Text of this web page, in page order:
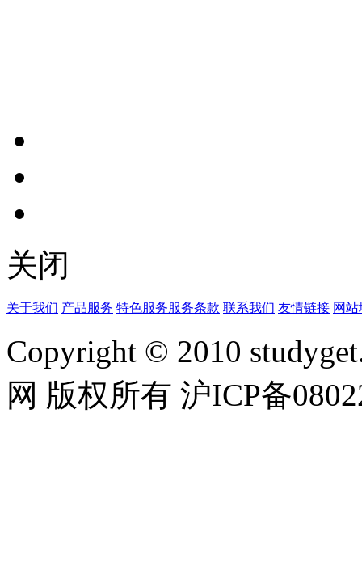
关闭
关于我们 产品服务 特色服务服务条款 联系我们 友情链接 网
Copyright © 2010
网 版权所有 沪ICP备